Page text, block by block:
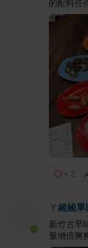
的配料任
+ 2
ㄚ綾綾
新竹古早
量增倍爽